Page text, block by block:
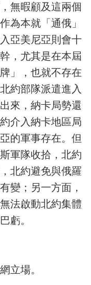
無暇顧及這兩個
為本就「通俄」
亞美尼亞則會十
，尤其是在本屆
」，也就不存在
約部隊派遣進入
來，納卡局勢還
介入納卡地區局
的軍事存在。但
軍隊收拾，北約
北約避免與俄羅
變；另一方面，
法啟動北約集體
虧。
立場。